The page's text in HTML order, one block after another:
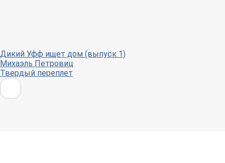
Дикий Уфф ищет дом (выпуск 1)
Михаэль Петровиц
Твердый переплет